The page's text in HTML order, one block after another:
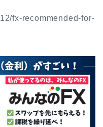
fx-recommended-for-